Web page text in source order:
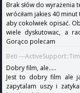
Brak słów do wyrażenia
wróciłam jakies 40 minut
aby cokolwiek opisać.
wiele dyskutowac, a
Gorąco polecam
Beti ---
Dobry film, ale.....
Jest to dobry film ale
zapytalam uszy i